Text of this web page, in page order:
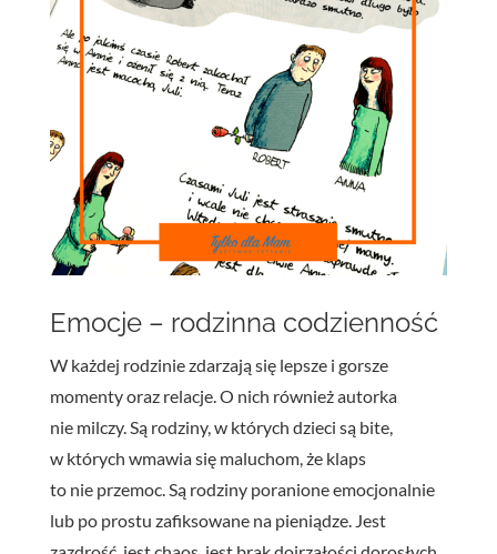
Emocje – rodzinna codzienność
W każdej rodzinie zdarzają się lepsze i gorsze
momenty oraz relacje. O nich również autorka
nie milczy. Są rodziny, w których dzieci są bite,
w których wmawia się maluchom, że klaps
to nie przemoc. Są rodziny poranione emocjonalnie
lub po prostu zafiksowane na pieniądze. Jest